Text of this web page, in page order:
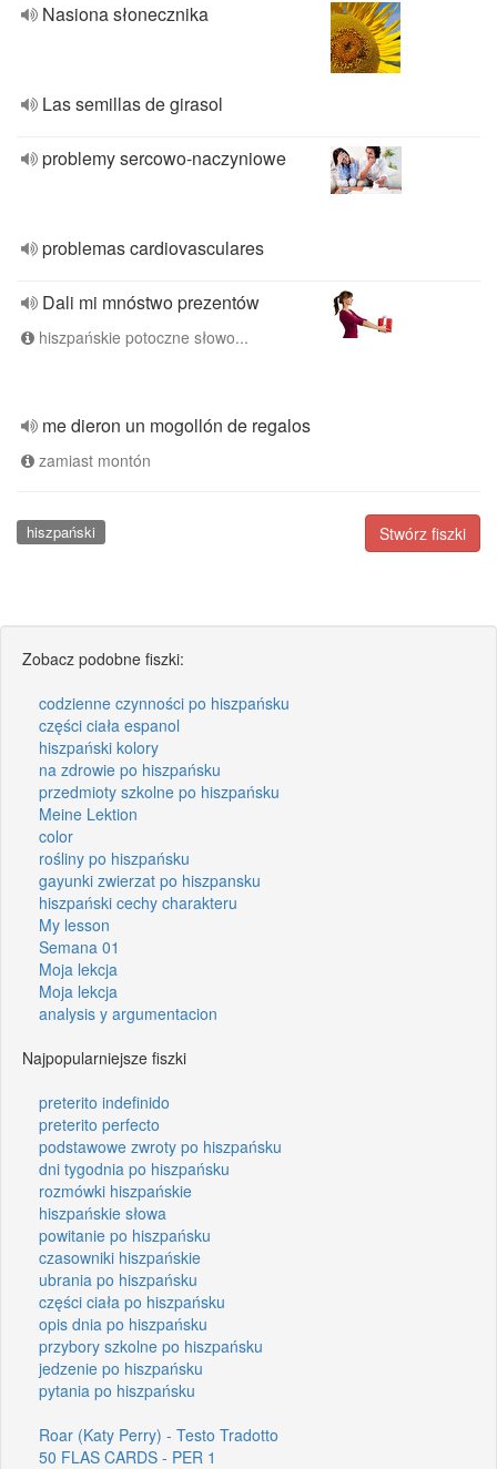
Nasiona słonecznika
Las semillas de girasol
problemy sercowo-naczyniowe
problemas cardiovasculares
Dali mi mnóstwo prezentów
hiszpańskie potoczne słowo...
me dieron un mogollón de regalos
zamiast montón
Stwórz fiszki
hiszpański
Zobacz podobne fiszki:
codzienne czynności po hiszpańsku
części ciała espanol
hiszpański kolory
na zdrowie po hiszpańsku
przedmioty szkolne po hiszpańsku
Meine Lektion
color
rośliny po hiszpańsku
gayunki zwierzat po hiszpansku
hiszpański cechy charakteru
My lesson
Semana 01
Moja lekcja
Moja lekcja
analysis y argumentacion
Najpopularniejsze fiszki
preterito indefinido
preterito perfecto
podstawowe zwroty po hiszpańsku
dni tygodnia po hiszpańsku
rozmówki hiszpańskie
hiszpańskie słowa
powitanie po hiszpańsku
czasowniki hiszpańskie
ubrania po hiszpańsku
części ciała po hiszpańsku
opis dnia po hiszpańsku
przybory szkolne po hiszpańsku
jedzenie po hiszpańsku
pytania po hiszpańsku
Roar (Katy Perry) - Testo Tradotto
50 FLAS CARDS - PER 1